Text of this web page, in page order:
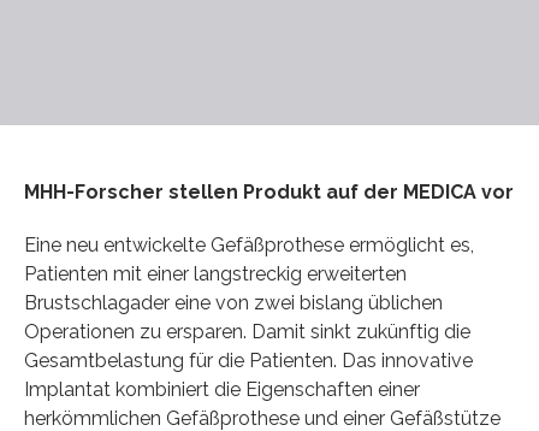
MHH-Forscher stellen Produkt auf der MEDICA vor
Eine neu entwickelte Gefäßprothese ermöglicht es,
Patienten mit einer langstreckig erweiterten
Brustschlagader eine von zwei bislang üblichen
Operationen zu ersparen. Damit sinkt zukünftig die
Gesamtbelastung für die Patienten. Das innovative
Implantat kombiniert die Eigenschaften einer
herkömmlichen Gefäßprothese und einer Gefäßstütze